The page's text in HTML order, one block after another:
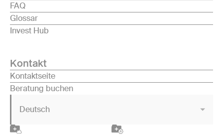
FAQ
Glossar
Invest Hub
Kontakt
Kontaktseite
Beratung buchen
Deutsch